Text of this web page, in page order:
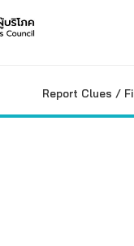
Report Clues /